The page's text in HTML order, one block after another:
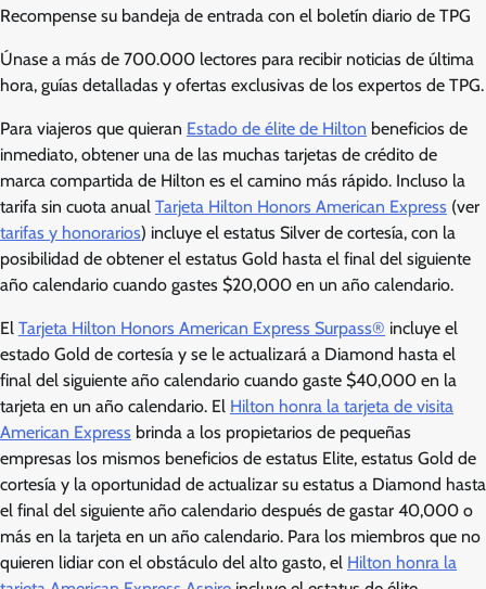
Recompense su bandeja de entrada con el boletín diario de TPG
Únase a más de 700.000 lectores para recibir noticias de última
hora, guías detalladas y ofertas exclusivas de los expertos de TPG.
Para viajeros que quieran Estado de élite de Hilton beneficios de
inmediato, obtener una de las muchas tarjetas de crédito de
marca compartida de Hilton es el camino más rápido. Incluso la
tarifa sin cuota anual Tarjeta Hilton Honors American Express (ver
tarifas y honorarios) incluye el estatus Silver de cortesía, con la
posibilidad de obtener el estatus Gold hasta el final del siguiente
año calendario cuando gastes $20,000 en un año calendario.
El Tarjeta Hilton Honors American Express Surpass® incluye el
estado Gold de cortesía y se le actualizará a Diamond hasta el
final del siguiente año calendario cuando gaste $40,000 en la
tarjeta en un año calendario. El Hilton honra la tarjeta de visita
American Express brinda a los propietarios de pequeñas
empresas los mismos beneficios de estatus Elite, estatus Gold de
cortesía y la oportunidad de actualizar su estatus a Diamond hasta
el final del siguiente año calendario después de gastar 40,000 o
más en la tarjeta en un año calendario. Para los miembros que no
quieren lidiar con el obstáculo del alto gasto, el Hilton honra la